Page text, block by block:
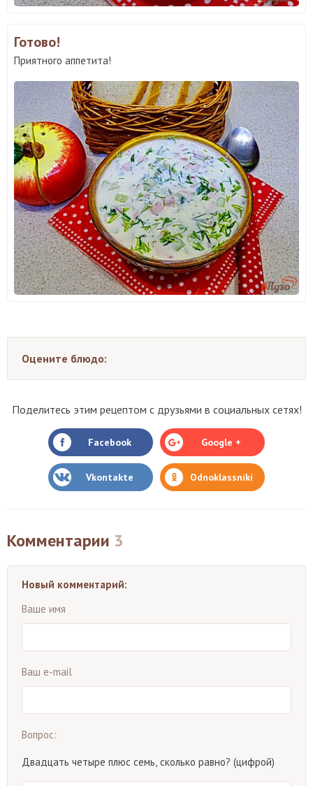
Готово!
Приятного аппетита!
Оцените блюдо:
Поделитесь этим рецептом с друзьями в социальных сетях!
Facebook Google +
Vkontakte Odnoklassniki
Комментарии 3
Новый комментарий:
Ваше имя
Ваш e-mail
Вопрос:
Двадцать четыре плюс семь, сколько равно? (цифрой)